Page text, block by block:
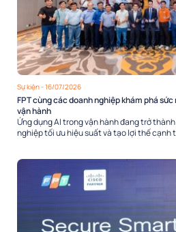
Sự kiện- 16/07/2026
FPT cùng các doanh nghiệp khám phá
vận hành
Ứng dụng AI trong vận hành đang trở
nghiệp tối ưu hiệu suất và tạo lợi thế cạnh